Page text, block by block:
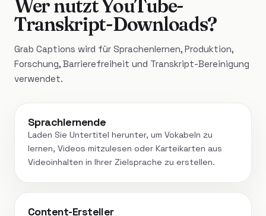
Wer nutzt YouTube-
Transkript-Downloads?
Grab Captions wird für Sprachenlernen, Produktion,
Forschung, Barrierefreiheit und Transkript-Bereinigung
verwendet.
Sprachlernende
Laden Sie Untertitel herunter, um Vokabeln zu
lernen, Videos mitzulesen oder Karteikarten aus
Videoinhalten in Ihrer Zielsprache zu erstellen.
Content-Ersteller